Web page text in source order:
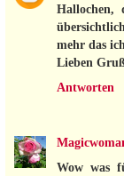
Hallochen,
mehr das
Lieben
Antworten
Wow was